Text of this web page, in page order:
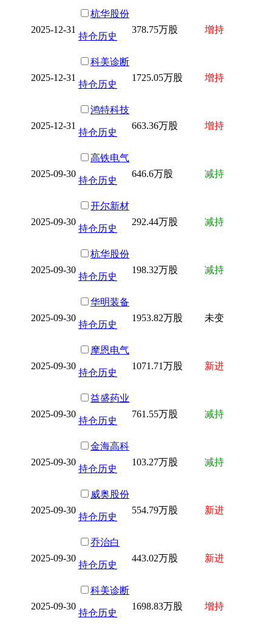
2025-12-31
杭华股份
持仓历史
378.75万股 增持
2025-12-31
科美诊断
持仓历史
1725.05万股 增持
2025-12-31
鸿特科技
持仓历史
663.36万股 增持
2025-09-30
高铁电气
持仓历史
646.6万股 减持
2025-09-30
开尔新材
持仓历史
292.44万股 减持
2025-09-30
杭华股份
持仓历史
198.32万股 减持
2025-09-30
华明装备
持仓历史
1953.82万股 未变
2025-09-30
摩恩电气
持仓历史
1071.71万股 新进
2025-09-30
益盛药业
持仓历史
761.55万股 减持
2025-09-30
金海高科
持仓历史
103.27万股 减持
2025-09-30
威奥股份
持仓历史
554.79万股 新进
2025-09-30
乔治白
持仓历史
443.02万股 新进
2025-09-30
科美诊断
持仓历史
1698.83万股 增持